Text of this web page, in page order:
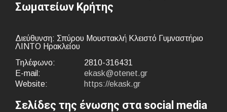
Σωματείων Κρήτης
Διεύθυνση: Σπύρου Μουστακλή Κλειστό Γυμναστήριο
ΛΙΝΤΟ Ηρακλείου
Τηλέφωνο:
2810-316431
E-mail:
ekask@otenet.gr
Website:
https://ekask.gr
Σελίδες της ένωσης στα social media